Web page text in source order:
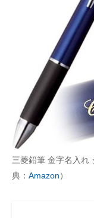
三菱鉛筆 金字名入れ
典： Amazon）